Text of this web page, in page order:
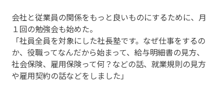
会社と従業員の関係をもっと良いものにするために、月
１回の勉強会も始めた。
「社員全員を対象にした社長塾です。なぜ仕事をするの
か、役職ってなんだから始まって、給与明細書の見方、
社会保険、雇用保険って何？などの話、就業規則の見方
や雇用契約の話などをしました」